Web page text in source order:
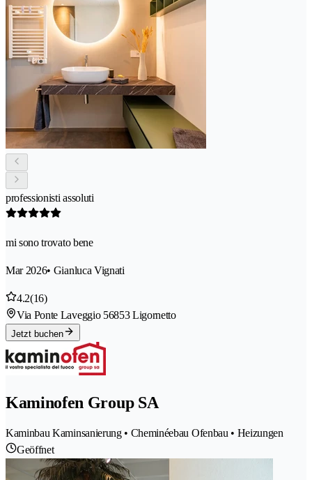
professionisti assoluti
mi sono trovato bene
Mar 2026• Gianluca Vignati
4.2(16)
Via Ponte Laveggio 56853 Ligornetto
Jetzt buchen
Kaminofen Group SA
Kaminbau Kaminsanierung • Cheminéebau Ofenbau • Heizungen
Geöffnet